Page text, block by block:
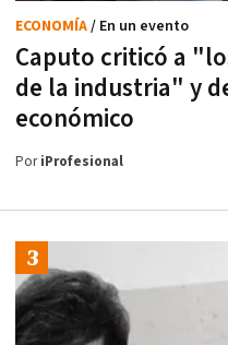
Caputo criticó a
de la industria" y
económico
ECONOMÍA/ En un evento
PoriProfesional